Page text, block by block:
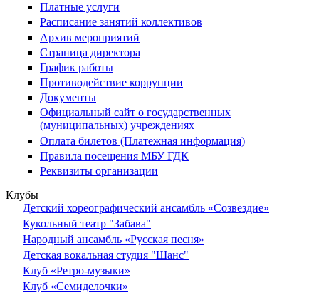
Платные услуги
Расписание занятий коллективов
Архив мероприятий
Страница директора
График работы
Противодействие коррупции
Документы
Официальный сайт о государственных
(муниципальных) учреждениях
Оплата билетов (Платежная информация)
Правила посещения МБУ ГДК
Реквизиты организации
Клубы
Детский хореографический ансамбль «Созвездие»
Кукольный театр "Забава"
Народный ансамбль «Русская песня»
Детская вокальная студия "Шанс"
Клуб «Ретро-музыки»
Клуб «Семиделочки»